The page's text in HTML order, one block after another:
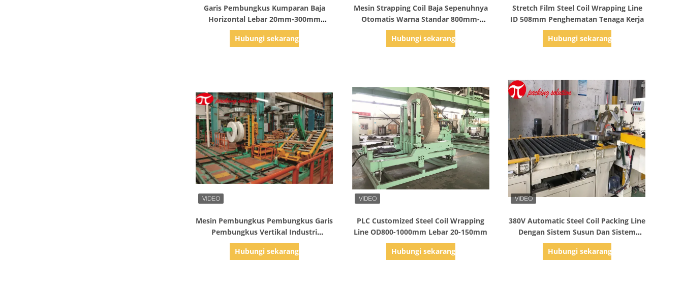
Garis Pembungkus Kumparan Baja
Horizontal Lebar 20mm-300mm
Otomatis
Hubungi sekarang
Mesin Strapping Coil Baja Sepenuhnya
Otomatis Warna Standar 800mm-
1500mm OD Dapat Disesuaikan
Hubungi sekarang
Stretch Film Steel Coil Wrapping Line
ID 508mm Penghematan Tenaga Kerja
Hubungi sekarang
Mesin Pembungkus Pembungkus Garis
Pembungkus Vertikal Industri
Otomatis 60mm-400mm
Hubungi sekarang
PLC Customized Steel Coil Wrapping
Line OD800-1000mm Lebar 20-150mm
Hubungi sekarang
380V Automatic Steel Coil Packing Line
Dengan Sistem Susun Dan Sistem
Bongkar
Hubungi sekarang